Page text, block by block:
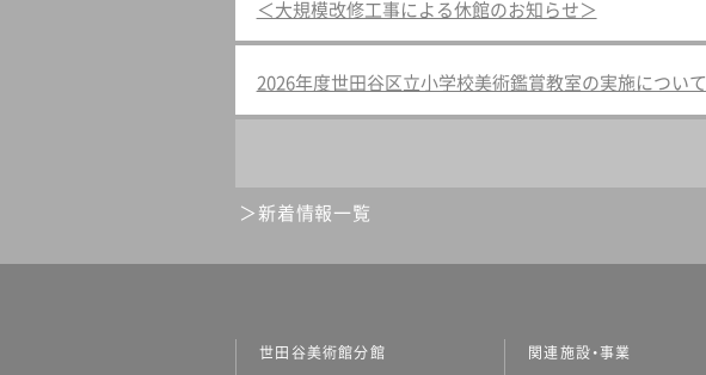
＜大規模改修工事による休館のお知らせ＞
2026年度世田谷区立小学校美術鑑賞教室の実施について
新着情報一覧
世田谷美術館分館 関連施設・事業